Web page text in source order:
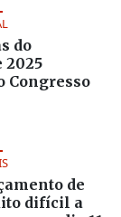
do
2025
Congresso
de
difícil a